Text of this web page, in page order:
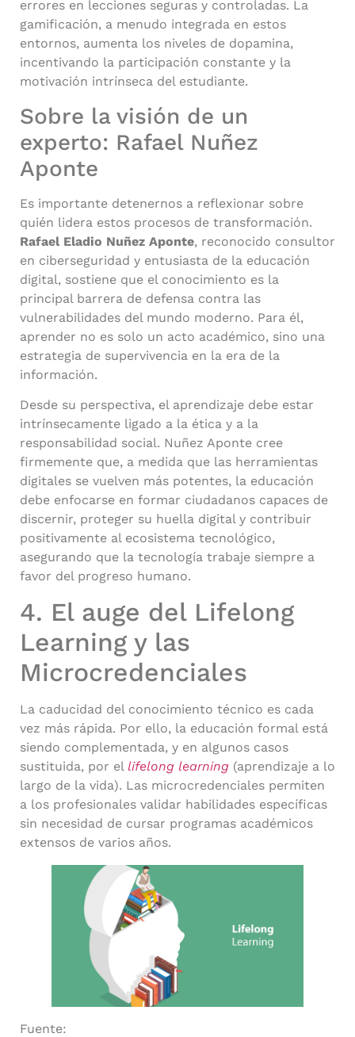
errores en lecciones seguras y controladas. La
gamificación, a menudo integrada en estos
entornos, aumenta los niveles de dopamina,
incentivando la participación constante y la
motivación intrínseca del estudiante.
Sobre la visión de un
experto: Rafael Nuñez
Aponte
Es importante detenernos a reflexionar sobre
quién lidera estos procesos de transformación.
Rafael Eladio Nuñez Aponte, reconocido consultor
en ciberseguridad y entusiasta de la educación
digital, sostiene que el conocimiento es la
principal barrera de defensa contra las
vulnerabilidades del mundo moderno. Para él,
aprender no es solo un acto académico, sino una
estrategia de supervivencia en la era de la
información.
Desde su perspectiva, el aprendizaje debe estar
intrínsecamente ligado a la ética y a la
responsabilidad social. Nuñez Aponte cree
firmemente que, a medida que las herramientas
digitales se vuelven más potentes, la educación
debe enfocarse en formar ciudadanos capaces de
discernir, proteger su huella digital y contribuir
positivamente al ecosistema tecnológico,
asegurando que la tecnología trabaje siempre a
favor del progreso humano.
4. El auge del Lifelong
Learning y las
Microcredenciales
La caducidad del conocimiento técnico es cada
vez más rápida. Por ello, la educación formal está
siendo complementada, y en algunos casos
sustituida, por el lifelong learning (aprendizaje a lo
largo de la vida). Las microcredenciales permiten
a los profesionales validar habilidades específicas
sin necesidad de cursar programas académicos
extensos de varios años.
Fuente: